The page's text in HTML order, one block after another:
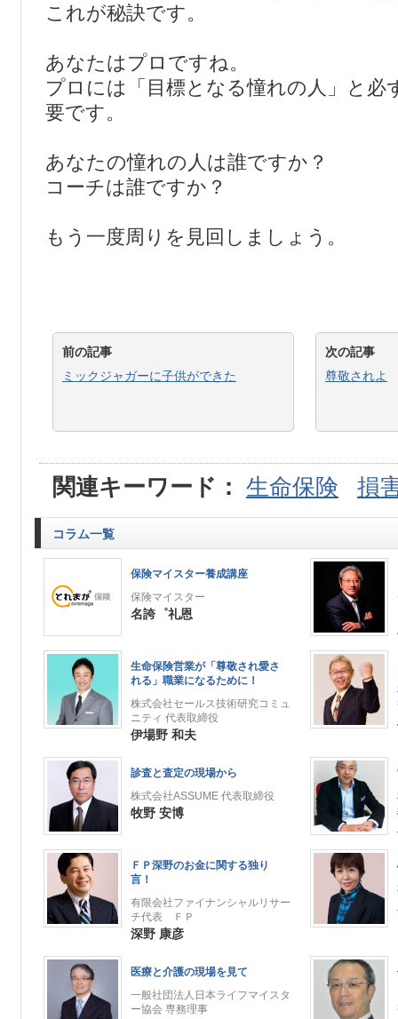
これが秘訣です。
あなたはプロですね。
プロには「目標となる憧れの人」と必
要です。
あなたの憧れの人は誰ですか？
コーチは誰ですか？
もう一度周りを見回しましょう。
前の記事
ミックジャガーに子供ができた
次の記事
尊敬されよ
関連キーワード： 生命保険 損
コラム一覧
保険マイスター養成講座
保険マイスター
名誇゜礼恩
生命保険営業が「尊敬され愛さ
れる」職業になるために！
株式会社セールス技術研究コミュ
ニティ 代表取締役
伊場野 和夫
診査と査定の現場から
株式会社ASSUME 代表取締役
牧野 安博
ＦＰ深野のお金に関する独り
言！
有限会社ファイナンシャルリサー
チ代表 ＦＰ
深野 康彦
医療と介護の現場を見て
一般社団法人日本ライフマイスタ
ー協会 専務理事